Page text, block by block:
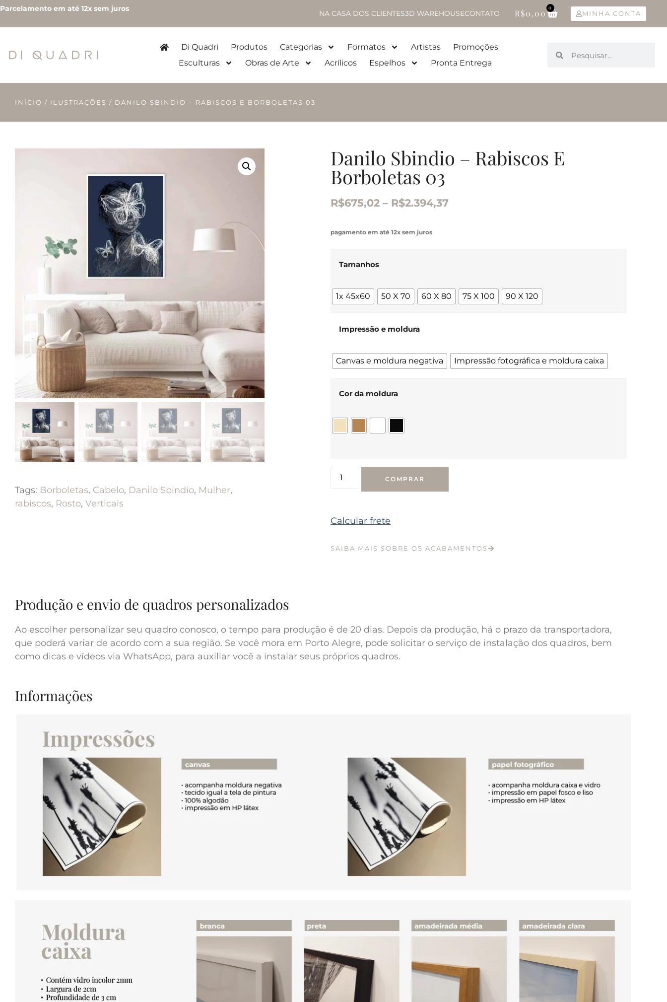
Parcelamento em até 12x sem juros
NA CASA DOS CLIENTES3D WAREHOUSECONTATO R$0,00
0
MINHA CONTA
Di Quadri Produtos Categorias Formatos Artistas
Promoções
Esculturas
Obras de Arte Acrílicos Espelhos Pronta Entrega
INÍCIO / ILUSTRAÇÕES / DANILO SBINDIO – RABISCOS E BORBOLETAS 03
Tags: Borboletas, Cabelo, Danilo Sbindio, Mulher,
rabiscos, Rosto, Verticais
Danilo Sbindio – Rabiscos E
Borboletas 03
R$675,02 – R$2.394,37
pagamento em até 12x sem juros
Tamanhos
1x 45x60 50 X 70 60 X 80 75 X 100 90 X 120
Impressão e moldura
Canvas e moldura negativa Impressão fotográfica e moldura caixa
Cor da moldura
COMPRAR
Calcular frete
SAIBA MAIS SOBRE OS ACABAMENTOS
Produção e envio de quadros personalizados
Ao escolher personalizar seu quadro conosco, o tempo para produção é de 20 dias. Depois da produção, há o prazo da transportadora,
que poderá variar de acordo com a sua região. Se você mora em Porto Alegre, pode solicitar o serviço de instalação dos quadros, bem
como dicas e vídeos via WhatsApp, para auxiliar você a instalar seus próprios quadros.
Informações